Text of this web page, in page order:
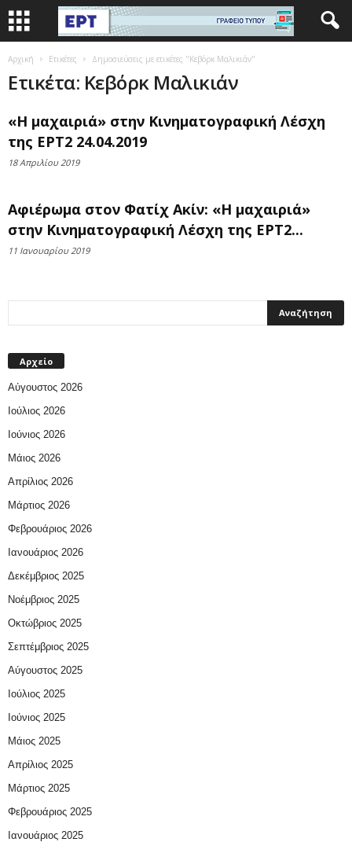
Αρχική Ετικέτες Δημοσιεύσεις με ετικέτες "Κεβόρκ Μαλικιάν"
Ετικέτα: Κεβόρκ Μαλικιάν
«Η μαχαιριά» στην Κινηματογραφική Λέσχη
της ΕΡΤ2 24.04.2019
18 Απριλίου 2019
Αφιέρωμα στον Φατίχ Ακίν: «Η μαχαιριά»
στην Κινηματογραφική Λέσχη της ΕΡΤ2...
11 Ιανουαρίου 2019
Αρχείο
Αύγουστος 2026
Ιούλιος 2026
Ιούνιος 2026
Μάιος 2026
Απρίλιος 2026
Μάρτιος 2026
Φεβρουάριος 2026
Ιανουάριος 2026
Δεκέμβριος 2025
Νοέμβριος 2025
Οκτώβριος 2025
Σεπτέμβριος 2025
Αύγουστος 2025
Ιούλιος 2025
Ιούνιος 2025
Μάιος 2025
Απρίλιος 2025
Μάρτιος 2025
Φεβρουάριος 2025
Ιανουάριος 2025